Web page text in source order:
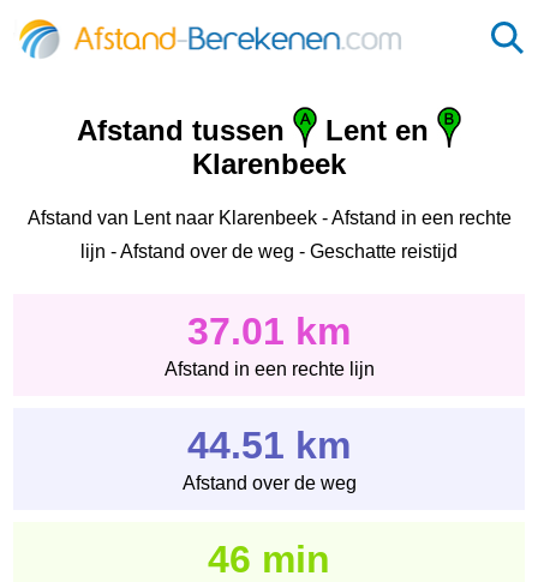
Afstand tussen
Lent en
Klarenbeek
Afstand van Lent naar Klarenbeek - Afstand in een rechte
lijn - Afstand over de weg - Geschatte reistijd
37.01 km
Afstand in een rechte lijn
44.51 km
Afstand over de weg
46 min